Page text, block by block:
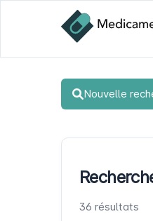
Nouvelle
36 résultats